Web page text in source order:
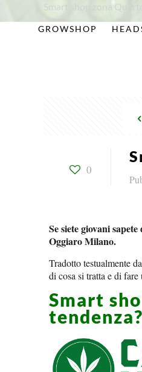
GROWSHOP
Smart shop zona
0
Se siete giovani
Oggiaro Milano.
Tradotto testualmente
di cosa si tratta e di
Smart